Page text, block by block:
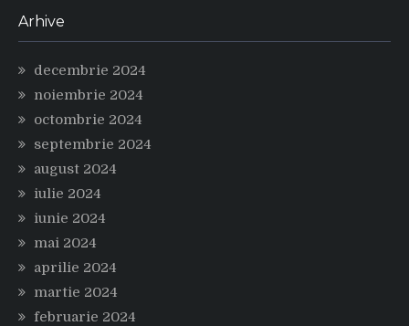
Arhive
decembrie 2024
noiembrie 2024
octombrie 2024
septembrie 2024
august 2024
iulie 2024
iunie 2024
mai 2024
aprilie 2024
martie 2024
februarie 2024